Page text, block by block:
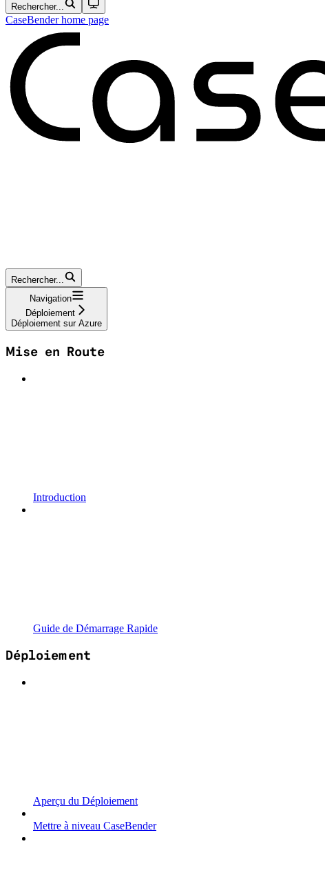
Rechercher...
CaseBenderhome page
Rechercher...
Navigation
Déploiement
Déploiement sur Azure
Mise en Route
Introduction
Guide de Démarrage Rapide
Déploiement
Aperçu du Déploiement
Mettre à niveau CaseBender